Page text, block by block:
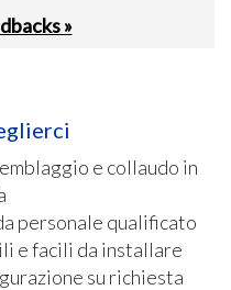
»
e collaudo in
personale qualificato
e facili da installare
su richiesta